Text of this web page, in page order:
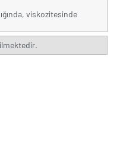
viskozitesinde